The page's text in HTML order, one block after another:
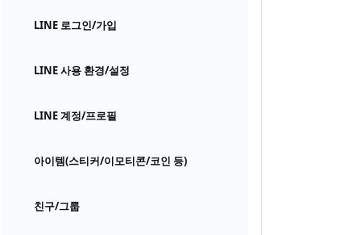
LINE 로그인/가입
LINE 사용 환경/설정
LINE 계정/프로필
아이템(스티커/이모티콘/코인 등)
친구/그룹